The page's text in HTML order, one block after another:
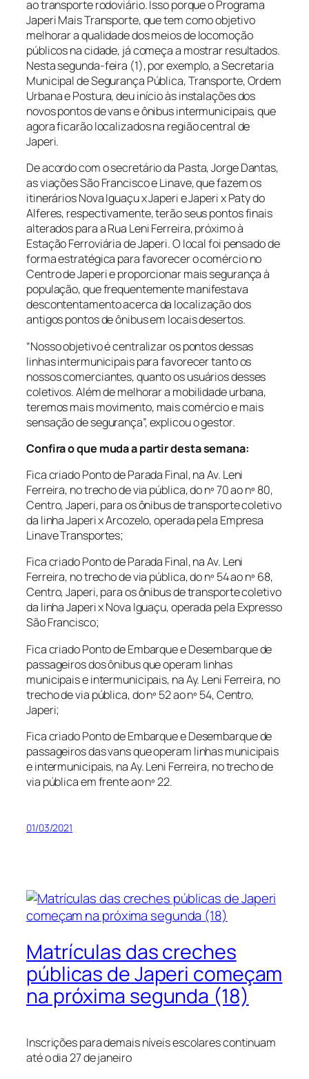
ao transporte rodoviário. Isso porque o Programa
Japeri Mais Transporte, que tem como objetivo
melhorar a qualidade dos meios de locomoção
públicos na cidade, já começa a mostrar resultados.
Nesta segunda-feira (1), por exemplo, a Secretaria
Municipal de Segurança Pública, Transporte, Ordem
Urbana e Postura, deu início às instalações dos
novos pontos de vans e ônibus intermunicipais, que
agora ficarão localizados na região central de
Japeri.
De acordo com o secretário da Pasta, Jorge Dantas,
as viações São Francisco e Linave, que fazem os
itinerários Nova Iguaçu x Japeri e Japeri x Paty do
Alferes, respectivamente, terão seus pontos finais
alterados para a Rua Leni Ferreira, próximo à
Estação Ferroviária de Japeri. O local foi pensado de
forma estratégica para favorecer o comércio no
Centro de Japeri e proporcionar mais segurança à
população, que frequentemente manifestava
descontentamento acerca da localização dos
antigos pontos de ônibus em locais desertos.
“Nosso objetivo é centralizar os pontos dessas
linhas intermunicipais para favorecer tanto os
nossos comerciantes, quanto os usuários desses
coletivos. Além de melhorar a mobilidade urbana,
teremos mais movimento, mais comércio e mais
sensação de segurança”, explicou o gestor.
Confira o que muda a partir desta semana:
Fica criado Ponto de Parada Final, na Av. Leni
Ferreira, no trecho de via pública, do nº 70 ao nº 80,
Centro, Japeri, para os ônibus de transporte coletivo
da linha Japeri x Arcozelo, operada pela Empresa
Linave Transportes;
Fica criado Ponto de Parada Final, na Av. Leni
Ferreira, no trecho de via pública, do nº 54 ao nº 68,
Centro, Japeri, para os ônibus de transporte coletivo
da linha Japeri x Nova Iguaçu, operada pela Expresso
São Francisco;
Fica criado Ponto de Embarque e Desembarque de
passageiros dos ônibus que operam linhas
municipais e intermunicipais, na Ay. Leni Ferreira, no
trecho de via pública, do nº 52 ao nº 54, Centro,
Japeri;
Fica criado Ponto de Embarque e Desembarque de
passageiros das vans que operam linhas municipais
e intermunicipais, na Ay. Leni Ferreira, no trecho de
via pública em frente ao nº 22.
01/03/2021
Matrículas das creches
públicas de Japeri começam
na próxima segunda (18)
Inscrições para demais níveis escolares continuam
até o dia 27 de janeiro